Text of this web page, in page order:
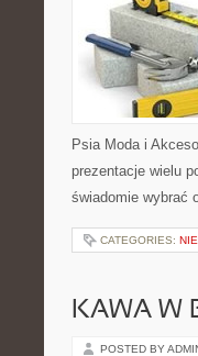
Psia Moda i
prezentacje wielu
świadomie wybrać
CATEGORIES:
KAWA W
POSTED BY